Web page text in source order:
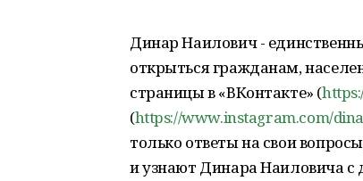
Динар Наилович -
открыться гражданам,
страницы в «ВКонтакте» (
(https://www.instagram.com/
только ответы на свои
и узнают Динара Наиловича с